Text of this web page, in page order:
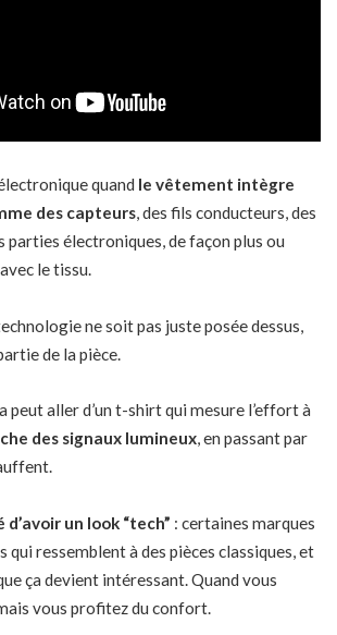
quand le vêtement intègre
des capteurs, des fils conducteurs, des
parties électroniques, de façon plus ou
le tissu.
technologie ne soit pas juste posée dessus,
de la pièce.
peut aller d’un t-shirt qui mesure l’effort à
des signaux lumineux, en passant par
d’avoir un look “tech” : certaines marques
ressemblent à des pièces classiques, et
ça devient intéressant. Quand vous
vous profitez du confort.